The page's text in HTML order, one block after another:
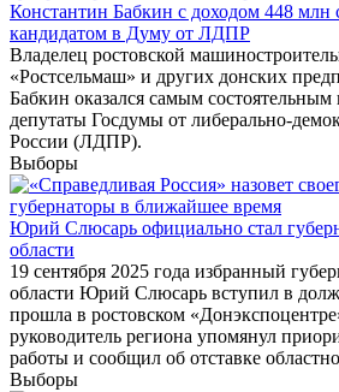
Константин Бабкин с доходом 448 млн
кандидатом в Думу от ЛДПР
Владелец ростовской
«Ростсельмаш» и других донских
Бабкин оказался самым состоятельным
депутаты Госдумы от либерально-
России (ЛДПР).
Выборы
Юрий Слюсарь официально стал
области
19 сентября 2025 года избранный
области Юрий Слюсарь вступил в
прошла в ростовском
руководитель региона упомянул
работы и сообщил об отставке
Выборы